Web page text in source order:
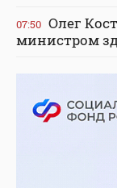
07:50 Олег
министром